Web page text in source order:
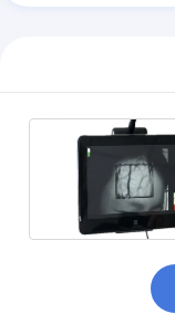
ইনফ্রারেড শিরা ফাইন্ডার
ডিজিটাল স্কিন
পিপিই ব্যক্তিগত